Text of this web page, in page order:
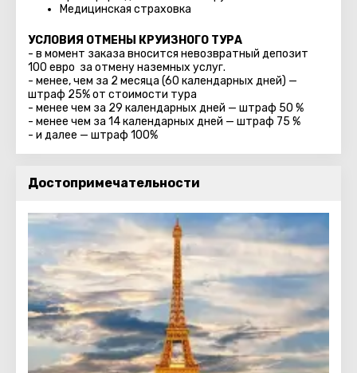
Медицинская страховка
УСЛОВИЯ ОТМЕНЫ КРУИЗНОГО ТУРА
- в момент заказа вносится невозвратный депозит
100 евро за отмену наземных услуг.
- менее, чем за 2 месяца (60 календарных дней) —
штраф 25% от стоимости тура
- менее чем за 29 календарных дней — штраф 50 %
- менее чем за 14 календарных дней — штраф 75 %
- и далее — штраф 100%
Достопримечательности